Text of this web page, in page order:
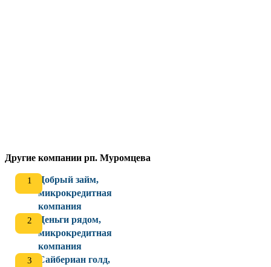
Другие компании рп. Муромцева
Добрый займ,
микрокредитная
компания
Деньги рядом,
микрокредитная
компания
Сайбериан голд,